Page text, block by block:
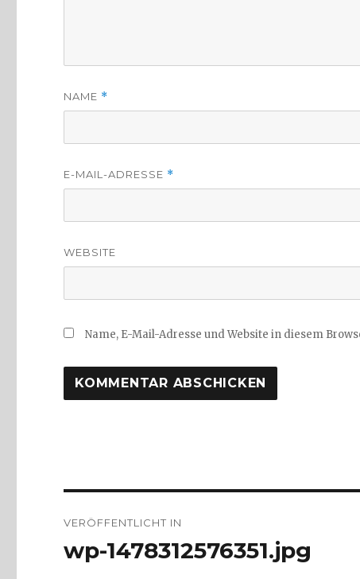
NAME *
E-MAIL-ADRESSE *
WEBSITE
Name, E-Mail-Adresse und Website in diesem
VERÖFFENTLICHT IN
wp-1478312576351.jpg